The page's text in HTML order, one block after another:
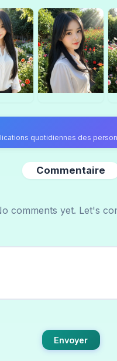
Commentaire
comments yet. Let's
Envoyer